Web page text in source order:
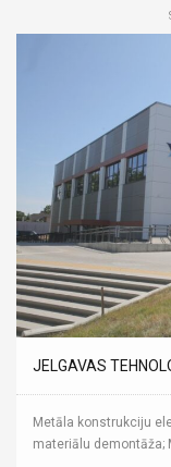
JELGAVAS
Metāla konstrukciju
materiālu demontāža;